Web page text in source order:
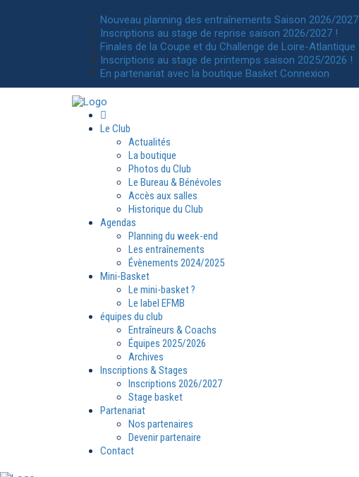
Nouveau planning des entraînements Saison 2026/2027
Inscriptions au stage de reprise saison 2026/2027 !
Finales de la Coupe et du Challenge de Loire-Atlantique
Inscriptions au stage de printemps saison 2025/2026 !
En partenariat avec la boutique Basket Connexion
Le Club
Actualités
La boutique
Photos du Club
Le Bureau & Bénévoles
Accès aux salles
Historique du Club
Agendas
Planning du week-end
Les entraînements
Évènements 2024/2025
Mini-Basket
Le mini-basket ?
Le label EFMB
équipes du club
Entraîneurs & Coachs
Équipes 2025/2026
Archives
Inscriptions & Stages
Inscriptions 2026/2027
Stage basket
Partenariat
Nos partenaires
Devenir partenaire
Contact